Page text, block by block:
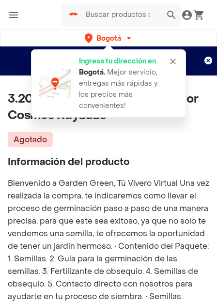
Bogotá
Ingresa tu dirección en
Bogotá. Mejor servicio,
entregas más rápidas y
los precios más
convenientes!
envíos gratis por semanas
Aplican TyC
3.200 Semillas Orgánicas De Flor
Cosmos Rayadas
Agotado
Información del producto
Bienvenido a Garden Green, Tú Vivero Virtual Una vez
realizada la compra, te indicaremos como llevar el
proceso de germinación paso a paso de una manera
precisa, para que este sea exitoso, ya que no solo te
vendemos una semilla, te ofrecemos la oportunidad
de tener un jardín hermoso. • Contenido del Paquete:
1. Semillas. 2. Guía para la germinación de las
semillas. 3. Fertilizante de obsequio. 4. Semillas de
obsequio. 5. Contacto directo con nosotros para
ayudarte en tu proceso de siembra. • Semillas: